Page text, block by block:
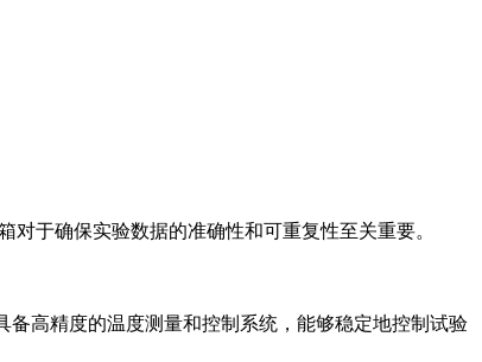
于确保实验数据的准确性和可重复性至关重要。
高精度的温度测量和控制系统，能够稳定地控制试验